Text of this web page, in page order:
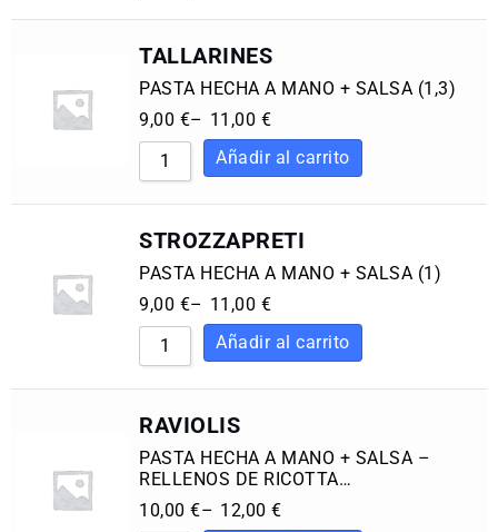
TALLARINES
PASTA HECHA A MANO + SALSA (1,3)
9,00 €– 11,00 €
STROZZAPRETI
PASTA HECHA A MANO + SALSA (1)
9,00 €– 11,00 €
RAVIOLIS
PASTA HECHA A MANO + SALSA –
RELLENOS DE RICOTTA…
10,00 €– 12,00 €